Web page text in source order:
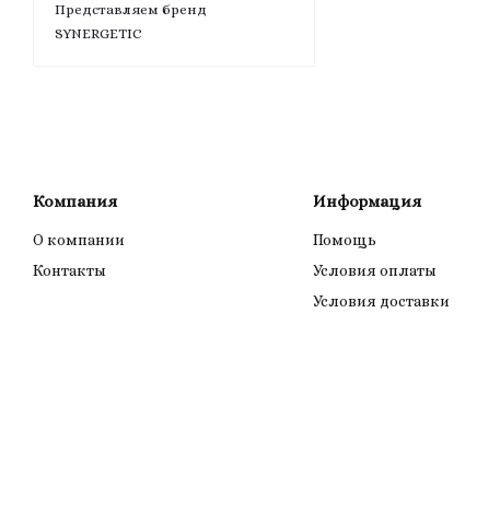
Представляем бренд
SYNERGETIC
Компания
О компании
Контакты
Информация
Помощь
Условия оплаты
Условия доставки